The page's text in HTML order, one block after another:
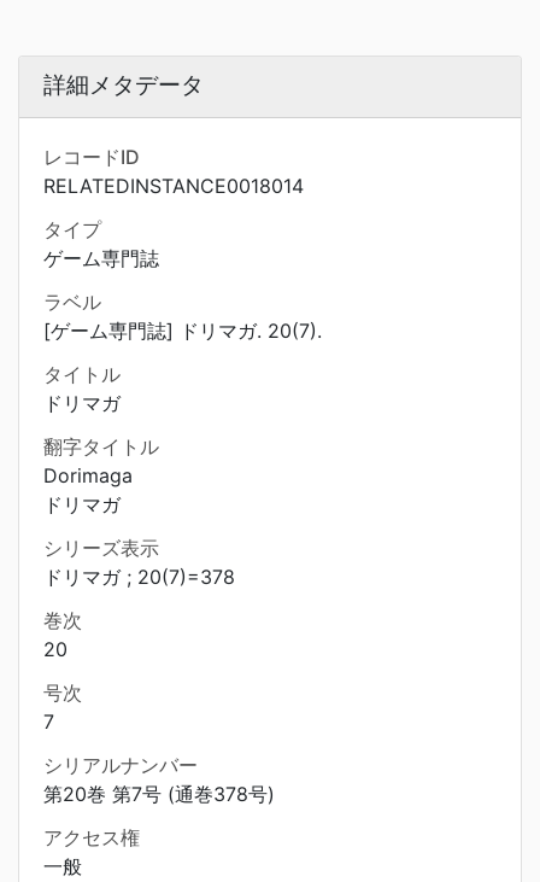
詳細メタデータ
レコードID
RELATEDINSTANCE0018014
タイプ
ゲーム専門誌
ラベル
[ゲーム専門誌] ドリマガ. 20(7).
タイトル
ドリマガ
翻字タイトル
Dorimaga
ドリマガ
シリーズ表示
ドリマガ ; 20(7)=378
巻次
20
号次
7
シリアルナンバー
第20巻 第7号 (通巻378号)
アクセス権
一般